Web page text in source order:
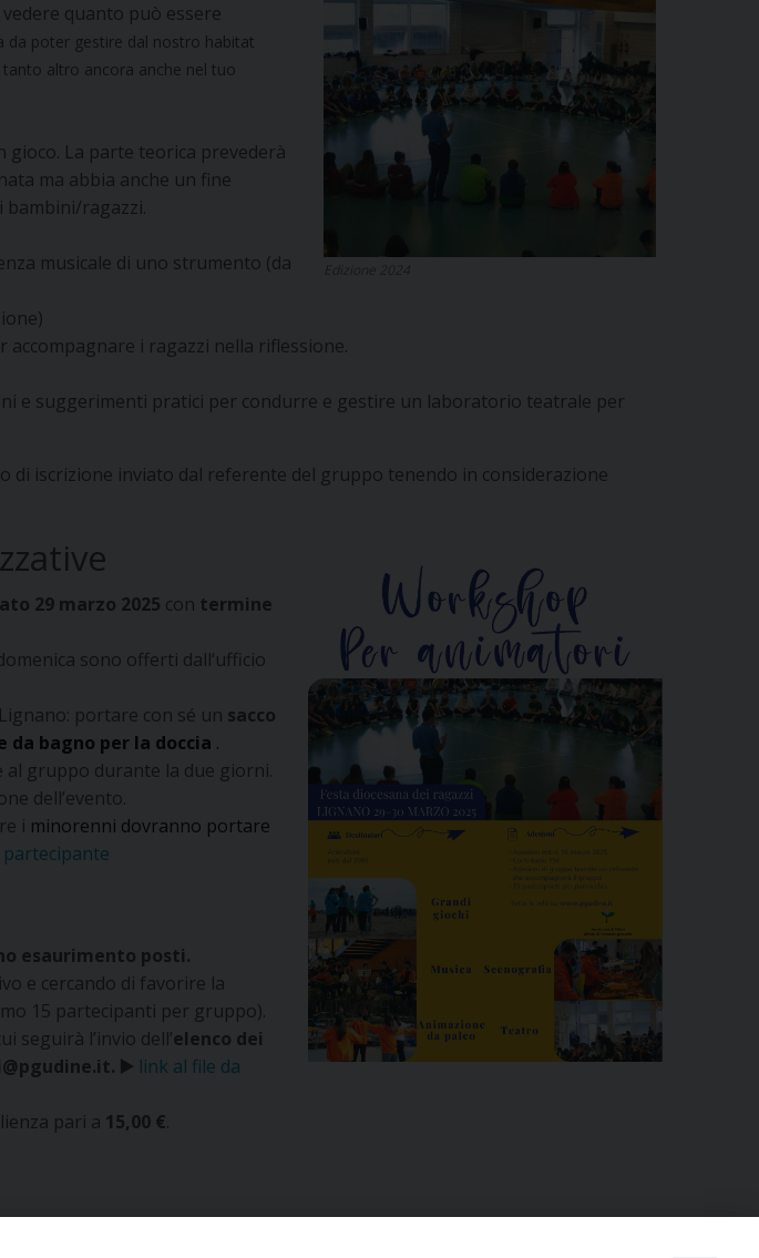
quanto può essere
da poter gestire dal nostro habitat
altro ancora anche nel tuo
La parte teorica prevederà
ma abbia anche un fine
bambini/ragazzi.
musicale di uno strumento (da
accompagnare i ragazzi nella riflessione.
e suggerimenti pratici per condurre e gestire un laboratorio teatrale per
di iscrizione inviato dal referente del gruppo tenendo in considerazione
29 marzo 2025 con termine
sono offerti dall‘ufficio
portare con sé un sacco
da bagno per la doccia .
al gruppo durante la due giorni.
dell’evento.
i minorenni dovranno portare
esaurimento posti.
e cercando di favorire la
15 partecipanti per gruppo).
seguirà l’invio dell’elenco dei
▶️ link al file da
pari a 15,00 €.